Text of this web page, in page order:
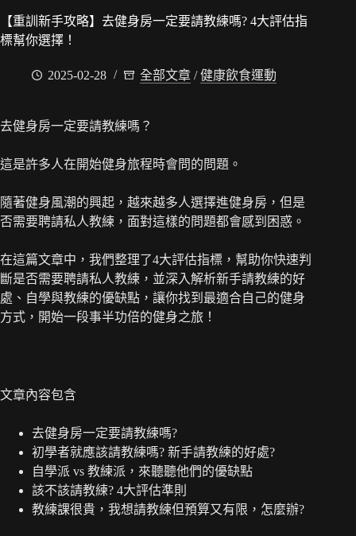
【重訓新手攻略】去健身房一定要請教練嗎? 4大評估指
標幫你選擇！
2025-02-28 全部文章 /健康飲食運動
去健身房一定要請教練嗎？
這是許多人在開始健身旅程時會問的問題。
隨著健身風潮的興起，越來越多人選擇進健身房，但是
否需要聘請私人教練，面對這樣的問題都會感到困惑。
在這篇文章中，我們整理了4大評估指標，幫助你快速判
斷是否需要聘請私人教練，並深入解析新手請教練的好
處、自學與教練的優缺點，讓你找到最適合自己的健身
方式，開始一段事半功倍的健身之旅！
文章內容包含
去健身房一定要請教練嗎?
初學者就應該請教練嗎? 新手請教練的好處?
自學派 vs 教練派，來聽聽他們的優缺點
該不該請教練? 4大評估準則
教練課很貴，我想請教練但預算又有限，怎麼辦?